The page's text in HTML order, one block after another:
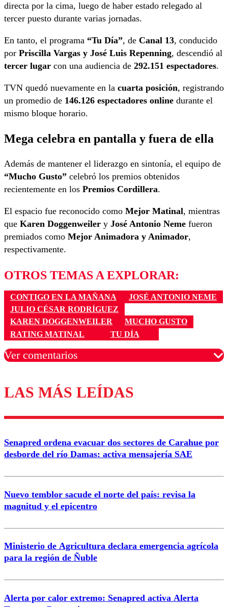
directa por la cima, luego de haber estado relegado al
tercer puesto durante varias jornadas.
En tanto, el programa “Tu Día”, de Canal 13, conducido
por Priscilla Vargas y José Luis Repenning, descendió al
tercer lugar con una audiencia de 292.151 espectadores.
TVN quedó nuevamente en la cuarta posición, registrando
un promedio de 146.126 espectadores online durante el
mismo bloque horario.
Mega celebra en pantalla y fuera de ella
Además de mantener el liderazgo en sintonía, el equipo de
“Mucho Gusto” celebró los premios obtenidos
recientemente en los Premios Cordillera.
El espacio fue reconocido como Mejor Matinal, mientras
que Karen Doggenweiler y José Antonio Neme fueron
premiados como Mejor Animadora y Animador,
respectivamente.
OTROS TEMAS A EXPLORAR:
CONTIGO EN LA MAÑANA
JOSÉ ANTONIO NEME
JULIO CÉSAR RODRÍGUEZ
KAREN DOGGENWEILER
MUCHO GUSTO
RATING MATINAL
TU DÍA
Ver comentarios
Los comentarios son moderados para garantizar un
diálogo respetuoso.
Correo
LAS MÁS LEÍDAS
Senapred ordena evacuar dos sectores de Carahue por
desborde del río Damas: activa mensajería SAE
Nuevo temblor sacude el norte del país: revisa la
magnitud y el epicentro
Ministerio de Agricultura declara emergencia agrícola
para la región de Ñuble
Alerta por calor extremo: Senapred activa Alerta